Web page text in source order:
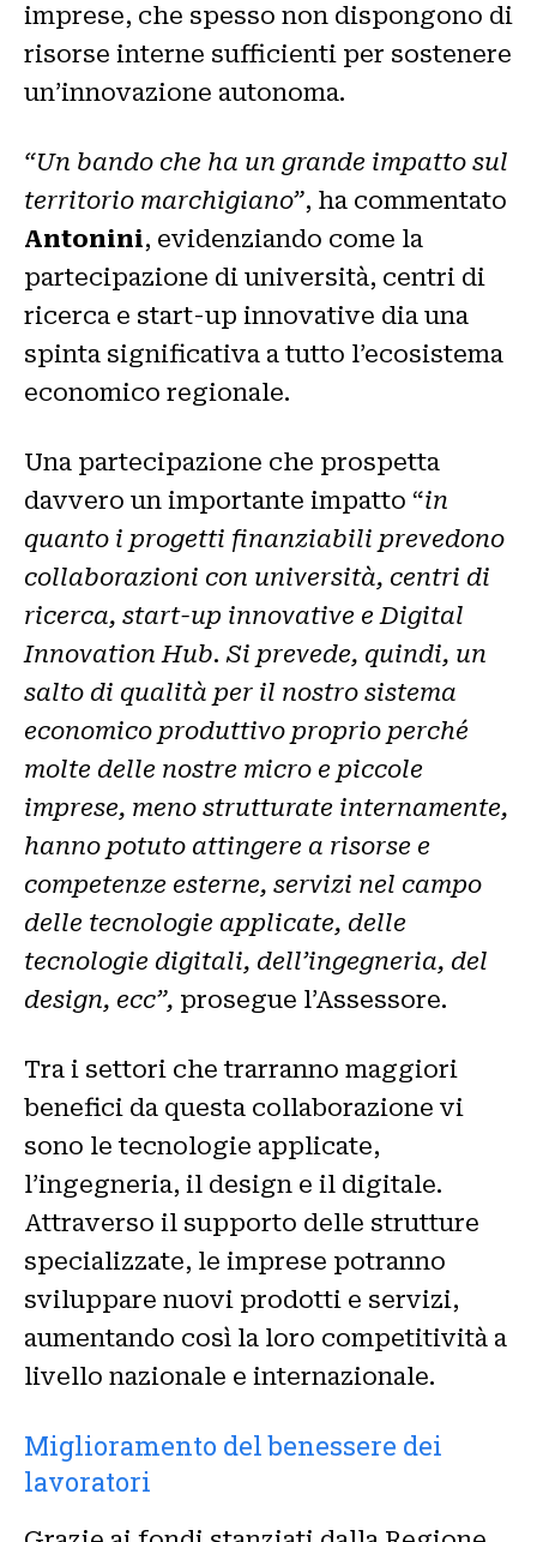
imprese, che spesso non dispongono di
risorse interne sufficienti per sostenere
un’innovazione autonoma.
“Un bando che ha un grande impatto sul
territorio marchigiano”, ha commentato
Antonini, evidenziando come la
partecipazione di università, centri di
ricerca e start-up innovative dia una
spinta significativa a tutto l’ecosistema
economico regionale.
Una partecipazione che prospetta
davvero un importante impatto “in
quanto i progetti finanziabili prevedono
collaborazioni con università, centri di
ricerca, start-up innovative e Digital
Innovation Hub. Si prevede, quindi, un
salto di qualità per il nostro sistema
economico produttivo proprio perché
molte delle nostre micro e piccole
imprese, meno strutturate internamente,
hanno potuto attingere a risorse e
competenze esterne, servizi nel campo
delle tecnologie applicate, delle
tecnologie digitali, dell’ingegneria, del
design, ecc”, prosegue l’Assessore.
Tra i settori che trarranno maggiori
benefici da questa collaborazione vi
sono le tecnologie applicate,
l’ingegneria, il design e il digitale.
Attraverso il supporto delle strutture
specializzate, le imprese potranno
sviluppare nuovi prodotti e servizi,
aumentando così la loro competitività a
livello nazionale e internazionale.
Miglioramento del benessere dei
lavoratori